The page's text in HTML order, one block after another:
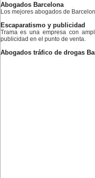
Abogados Barcelona
Los mejores abogados de
Escaparatismo y publicidad
Trama es una empresa con
publicidad en el punto de venta.
Abogados tráfico de drogas